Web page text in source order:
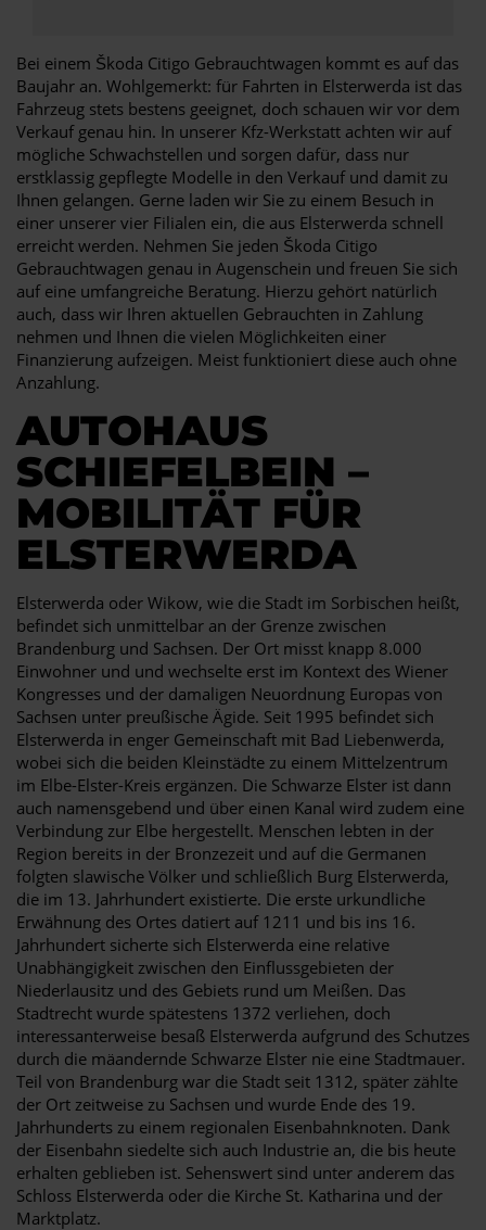
Bei einem Škoda Citigo Gebrauchtwagen kommt es auf das
Baujahr an. Wohlgemerkt: für Fahrten in Elsterwerda ist das
Fahrzeug stets bestens geeignet, doch schauen wir vor dem
Verkauf genau hin. In unserer Kfz-Werkstatt achten wir auf
mögliche Schwachstellen und sorgen dafür, dass nur
erstklassig gepflegte Modelle in den Verkauf und damit zu
Ihnen gelangen. Gerne laden wir Sie zu einem Besuch in
einer unserer vier Filialen ein, die aus Elsterwerda schnell
erreicht werden. Nehmen Sie jeden Škoda Citigo
Gebrauchtwagen genau in Augenschein und freuen Sie sich
auf eine umfangreiche Beratung. Hierzu gehört natürlich
auch, dass wir Ihren aktuellen Gebrauchten in Zahlung
nehmen und Ihnen die vielen Möglichkeiten einer
Finanzierung aufzeigen. Meist funktioniert diese auch ohne
Anzahlung.
AUTOHAUS
SCHIEFELBEIN –
MOBILITÄT FÜR
ELSTERWERDA
Elsterwerda oder Wikow, wie die Stadt im Sorbischen heißt,
befindet sich unmittelbar an der Grenze zwischen
Brandenburg und Sachsen. Der Ort misst knapp 8.000
Einwohner und und wechselte erst im Kontext des Wiener
Kongresses und der damaligen Neuordnung Europas von
Sachsen unter preußische Ägide. Seit 1995 befindet sich
Elsterwerda in enger Gemeinschaft mit Bad Liebenwerda,
wobei sich die beiden Kleinstädte zu einem Mittelzentrum
im Elbe-Elster-Kreis ergänzen. Die Schwarze Elster ist dann
auch namensgebend und über einen Kanal wird zudem eine
Verbindung zur Elbe hergestellt. Menschen lebten in der
Region bereits in der Bronzezeit und auf die Germanen
folgten slawische Völker und schließlich Burg Elsterwerda,
die im 13. Jahrhundert existierte. Die erste urkundliche
Erwähnung des Ortes datiert auf 1211 und bis ins 16.
Jahrhundert sicherte sich Elsterwerda eine relative
Unabhängigkeit zwischen den Einflussgebieten der
Niederlausitz und des Gebiets rund um Meißen. Das
Stadtrecht wurde spätestens 1372 verliehen, doch
interessanterweise besaß Elsterwerda aufgrund des Schutzes
durch die mäandernde Schwarze Elster nie eine Stadtmauer.
Teil von Brandenburg war die Stadt seit 1312, später zählte
der Ort zeitweise zu Sachsen und wurde Ende des 19.
Jahrhunderts zu einem regionalen Eisenbahnknoten. Dank
der Eisenbahn siedelte sich auch Industrie an, die bis heute
erhalten geblieben ist. Sehenswert sind unter anderem das
Schloss Elsterwerda oder die Kirche St. Katharina und der
Marktplatz.